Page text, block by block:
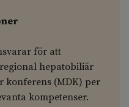
för att
hepatobiliär
konferens (MDK) per
kompetenser.